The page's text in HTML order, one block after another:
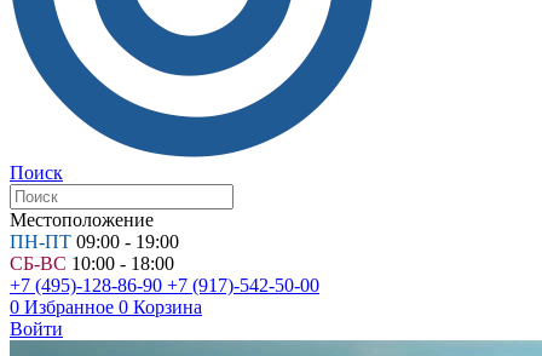
Поиск
Местоположение
ПН-ПТ 09:00 - 19:00
СБ-ВС 10:00 - 18:00
+7 (495)-128-86-90 +7 (917)-542-50-00
0 Избранное 0 Корзина
Войти